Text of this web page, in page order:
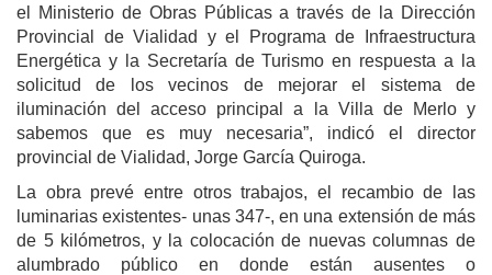
el Ministerio de Obras Públicas a través de la Dirección
Provincial de Vialidad y el Programa de Infraestructura
Energética y la Secretaría de Turismo en respuesta a la
solicitud de los vecinos de mejorar el sistema de
iluminación del acceso principal a la Villa de Merlo y
sabemos que es muy necesaria”, indicó el director
provincial de Vialidad, Jorge García Quiroga.
La obra prevé entre otros trabajos, el recambio de las
luminarias existentes- unas 347-, en una extensión de más
de 5 kilómetros, y la colocación de nuevas columnas de
alumbrado público en donde están ausentes o